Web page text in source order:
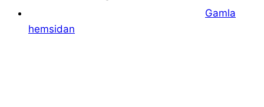
Gamla
hemsidan